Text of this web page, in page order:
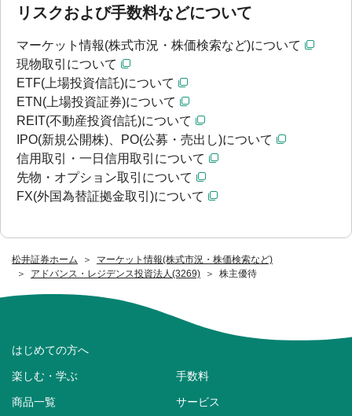
松井証券ホーム
マーケット情報(株式市況・株価検索など)
アドバンス・レジデンス投資法人(3269)
株主優待
リスクおよび手数料などについて
マーケット情報(株式市況・株価検索など)について
現物取引について
ETF(上場投資信託)について
ETN(上場投資証券)について
REIT(不動産投資信託)について
IPO(新規公開株)、PO(公募・売出し)について
信用取引・一日信用取引について
先物・オプション取引について
FX(外国為替証拠金取引)について
はじめての方へ
楽しむ・学ぶ 手数料
商品一覧 サービス